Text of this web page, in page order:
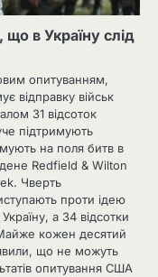
в Україну слід
опитуванням,
відправку військ
31 відсоток
підтримують
на поля битв в
Redfield & Wilton
Чверть
проти ідею
а 34 відсотки
Майже кожен десятий
що не можуть
опитування США